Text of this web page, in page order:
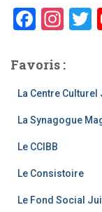
F
c
e
o
o
k
In
a
gr
m
Favoris :
La Centre
La Synagogue
Le CCIBB
Le Consistoire
Le Fond Social